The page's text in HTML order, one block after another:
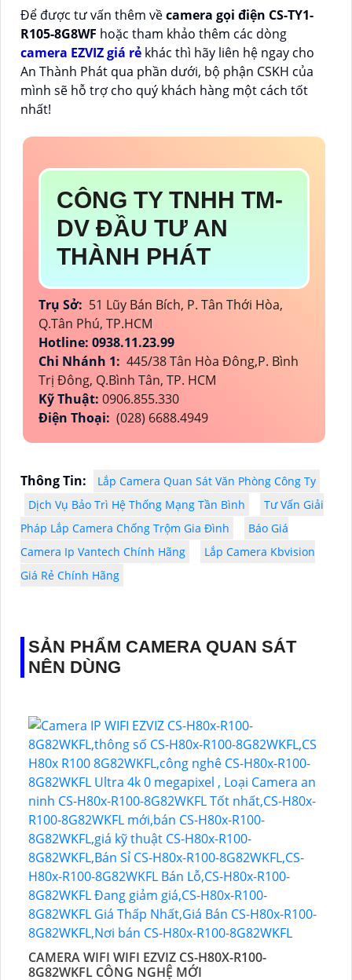
Để được tư vấn thêm vềcamera gọi điện CS-TY1-
R105-8G8WF hoặc tham khảo thêm các dòng
camera EZVIZ giá rẻ khác thì hãy liên hệ ngay cho
An Thành Phát qua phần dưới, bộ phận CSKH của
mình sẽ hỗ trợ cho quý khách hàng một cách tốt
nhất!
CÔNG TY TNHH TM-
DV ĐẦU TƯ AN
THÀNH PHÁT
Trụ Sở: 51 Lũy Bán Bích, P. Tân Thới Hòa,
Q.Tân Phú, TP.HCM
Hotline: 0938.11.23.99
Chi Nhánh 1: 445/38 Tân Hòa Đông,P. Bình
Trị Đông, Q.Bình Tân, TP. HCM
Kỹ Thuật: 0906.855.330
Điện Thoại: (028) 6688.4949
Thông Tin:
Lắp Camera Quan Sát Văn Phòng Công Ty
Dịch Vụ Bảo Trì Hệ Thống Mạng Tần Bình
Tư Vấn Giải
Pháp Lắp Camera Chống Trộm Gia Đình
Báo Giá
Camera Ip Vantech Chính Hãng
Lắp Camera Kbvision
Giá Rẻ Chính Hãng
SẢN PHẨM CAMERA QUAN SÁT
NÊN DÙNG
CAMERA WIFI WIFI EZVIZ CS-H80X-R100-
8G82WKFL CÔNG NGHỆ MỚI